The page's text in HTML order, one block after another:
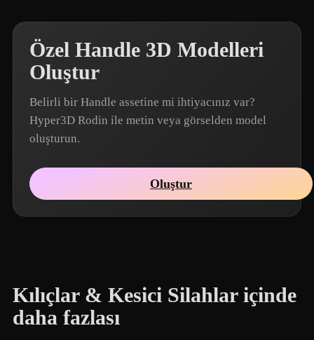
Özel Handle 3D Modelleri
Oluştur
Belirli bir Handle assetine mi ihtiyacınız var?
Hyper3D Rodin ile metin veya görselden model
oluşturun.
Oluştur
Kılıçlar & Kesici Silahlar içinde
daha fazlası